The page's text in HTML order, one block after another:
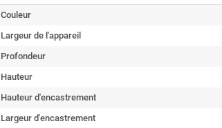
Couleur
Largeur de l'appareil
Profondeur
Hauteur
Hauteur d'encastrement
Largeur d'encastrement